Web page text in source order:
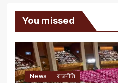
You missed
News राजनीति